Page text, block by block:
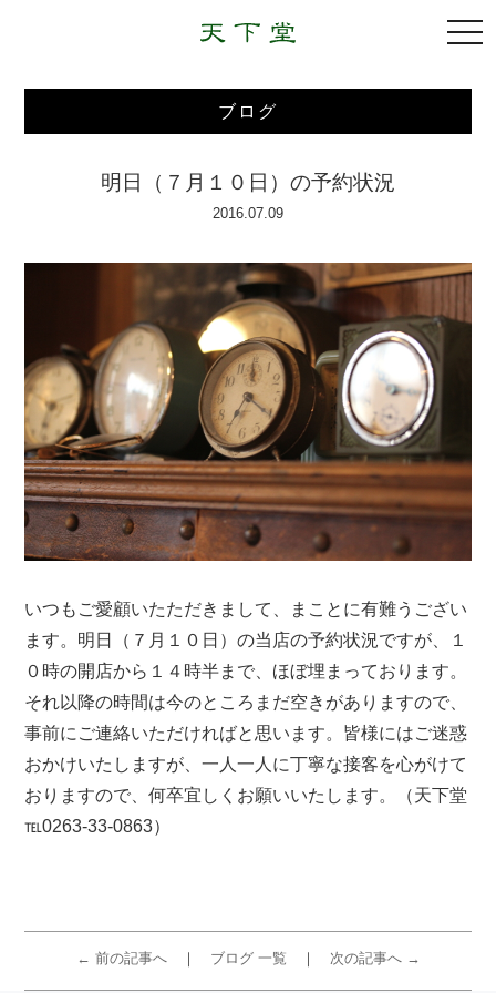
ブログ
明日（７月１０日）の予約状況
2016.07.09
いつもご愛顧いたただきまして、まことに有難うござい
ます。明日（７月１０日）の当店の予約状況ですが、１
０時の開店から１４時半まで、ほぼ埋まっております。
それ以降の時間は今のところまだ空きがありますので、
事前にご連絡いただければと思います。皆様にはご迷惑
おかけいたしますが、一人一人に丁寧な接客を心がけて
おりますので、何卒宜しくお願いいたします。（天下堂
℡0263-33-0863）
← 前の記事へ ブログ 一覧 次の記事へ →